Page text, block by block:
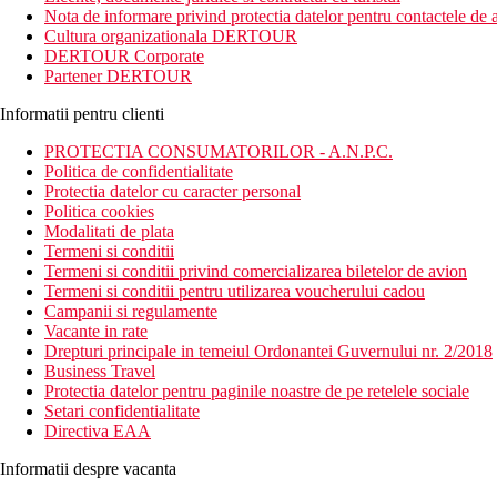
Paphos este la aproximativ 3 km de complexul hotelier, la
portul Paphos - 1 km, magazine - 500 metri de hotel.
Descrierea hotelului
250 camere
hol cu receptie
magazin de cadouri
restaurant
mai multe restaurante a la carte
lobby bar
sala de conferinte
piscina in gradina
piscina cu hidromasaj
piscina pentru copii
terasa la soare
sezlonguri si umbrele gratuite
prosoape gratuite
Descrierea camerelor
Camera dubla, Deluxe:
Mese
Demipensiune
Nota de informare privind protectia datelor pentru contactele de
Cultura organizationala DERTOUR
DERTOUR Corporate
Partener DERTOUR
Informatii pentru clienti
PROTECTIA CONSUMATORILOR - A.N.P.C.
Politica de confidentialitate
Protectia datelor cu caracter personal
Politica cookies
Modalitati de plata
Termeni si conditii
Termeni si conditii privind comercializarea biletelor de avion
Termeni si conditii pentru utilizarea voucherului cadou
Campanii si regulamente
Vacante in rate
Drepturi principale in temeiul Ordonantei Guvernului nr. 2/2018
Business Travel
Protectia datelor pentru paginile noastre de pe retelele sociale
Setari confidentialitate
Directiva EAA
Informatii despre vacanta